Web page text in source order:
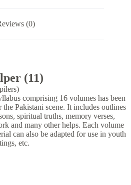
(0)
(11)
comprising 16 volumes has been
Pakistani scene. It includes outlines
spiritual truths, memory verses,
and many other helps. Each volume
can also be adapted for use in youth
etc.